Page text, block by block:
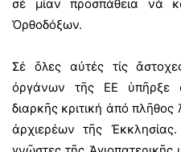
σέ μίαν προσπάθεια νά
Ὀρθοδόξων.
Σέ ὅλες αὐτές τίς
ὀργάνων τῆς ΕΕ ὑπῆρξε
διαρκῆς κριτική ἀπό
ἀρχιερέων τῆς